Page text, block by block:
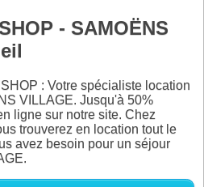
- SAMOËNS
: Votre spécialiste location
VILLAGE. Jusqu'à 50%
ligne sur notre site. Chez
trouverez en location tout le
avez besoin pour un séjour